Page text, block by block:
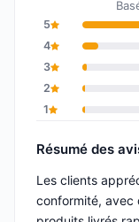
5
4
3
2
1
Résumé des
Les clients
conformité, avec